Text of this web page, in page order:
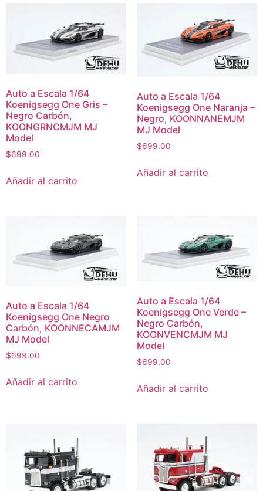
Auto a Escala 1/64
Koenigsegg One Gris –
Negro Carbón,
KOONGRNCMJM MJ
Model
$699.00
Añadir al carrito
Auto a Escala 1/64
Koenigsegg One Naranja –
Negro, KOONNANEMJM
MJ Model
$699.00
Añadir al carrito
Auto a Escala 1/64
Koenigsegg One Negro
Carbón, KOONNECAMJM
MJ Model
$699.00
Añadir al carrito
Auto a Escala 1/64
Koenigsegg One Verde –
Negro Carbón,
KOONVENCMJM MJ
Model
$699.00
Añadir al carrito